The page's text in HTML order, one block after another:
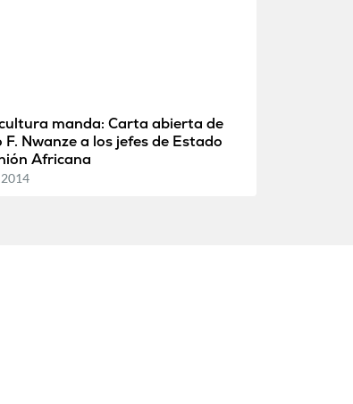
manda: Carta abierta de
F. Nwanze a los jefes de Estado
Africana